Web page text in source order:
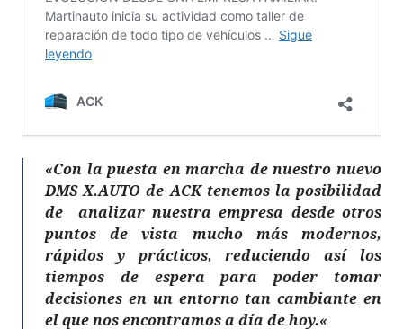
«Con la puesta en marcha de nuestro nuevo
DMS X.AUTO de ACK tenemos la posibilidad
de analizar nuestra empresa desde otros
puntos de vista mucho más modernos,
rápidos y prácticos, reduciendo así los
tiempos de espera para poder tomar
decisiones en un entorno tan cambiante en
el que nos encontramos a día de hoy.«